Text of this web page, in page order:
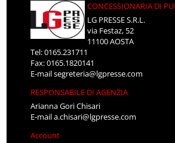
CONCESSIONARIA DI
LG PRESSE S.R.L.
via Festaz, 52
11100 AOSTA
Tel: 0165.231711
Fax: 0165.1820141
E-mailsegreteria@lgpresse.com
RESPONSABILE DI AGENZIA
Arianna Gori Chisari
E-maila.chisari@lgpresse.com
Account